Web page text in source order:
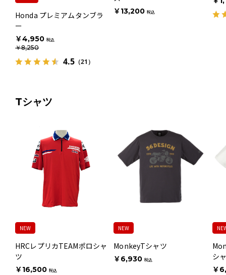
Honda プレミアムタンブラ
ー
￥4,950 税込
￥8,250
4.5 （21）
￥13,200 税込
Tシャツ
NEW
HRCレプリカTEAMポロシャ
ツ
￥16,500 税込
NEW
MonkeyTシャツ
￥6,930 税込
シ
￥